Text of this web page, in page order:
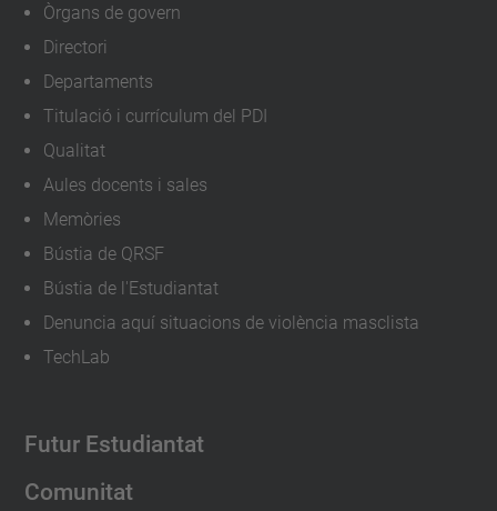
Òrgans de govern
Directori
Departaments
Titulació i currículum del PDI
Qualitat
Aules docents i sales
Memòries
Bústia de QRSF
Bústia de l'Estudiantat
Denuncia aquí situacions de violència masclista
TechLab
Futur Estudiantat
Comunitat